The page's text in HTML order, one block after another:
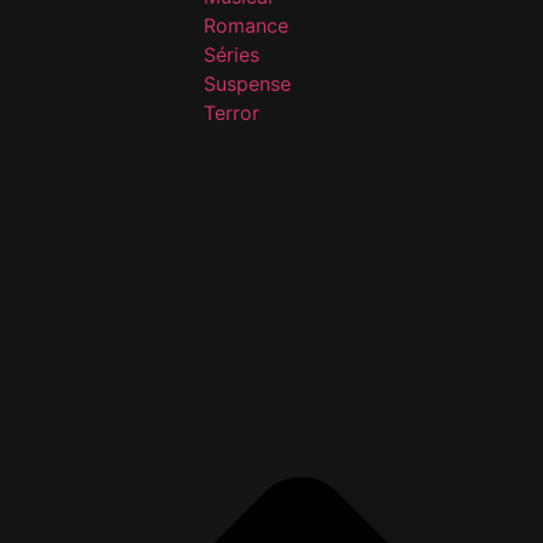
Romance
Séries
Suspense
Terror